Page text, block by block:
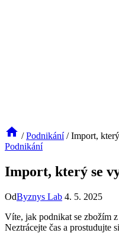
/ Podnikání / Import,
Podnikání
Import, který se
OdByznys Lab 4. 5. 2025
Víte, jak podnikat se zbožím
Neztrácejte čas a prostudujte